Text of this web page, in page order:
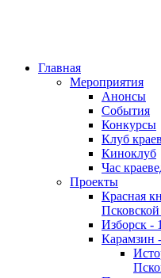
Главная
Мероприятия
Анонсы
События
Конкурсы
Клуб
Киноклуб
Час
Проекты
Красная
Псковской
Изборск -
Карамзин